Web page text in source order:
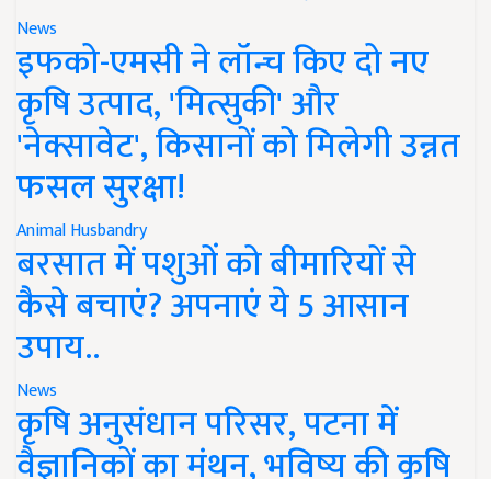
News
इफको-एमसी ने लॉन्च किए दो नए
कृषि उत्पाद, 'मित्सुकी' और
'नेक्सावेट', किसानों को मिलेगी उन्नत
फसल सुरक्षा!
Animal Husbandry
बरसात में पशुओं को बीमारियों से
कैसे बचाएं? अपनाएं ये 5 आसान
उपाय..
News
कृषि अनुसंधान परिसर, पटना में
वैज्ञानिकों का मंथन, भविष्य की कृषि